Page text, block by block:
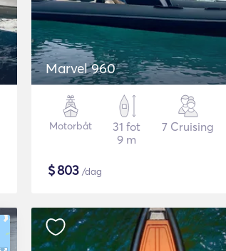
Marvel 960
Motorbåt
31 fot
9 m
7 Cruising
$803 /dag